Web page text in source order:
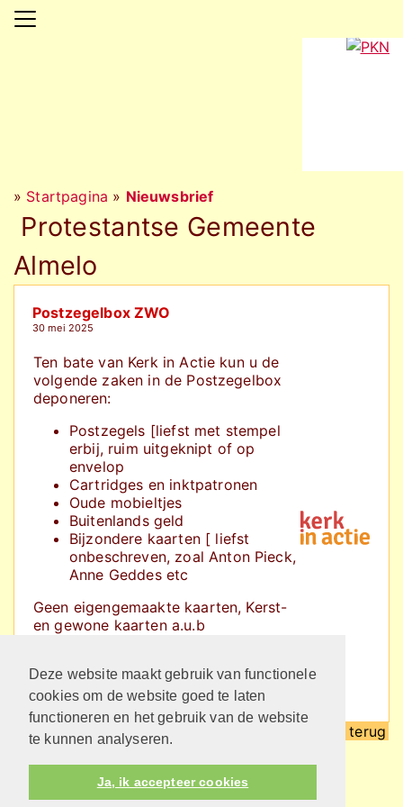
Deze website maakt gebruik van functionele
cookies om de website goed te laten
functioneren en het gebruik van de website
te kunnen analyseren.
Ja, ik accepteer cookies
» Startpagina » Nieuwsbrief
Protestantse Gemeente
Almelo
Postzegelbox ZWO
30 mei 2025
Ten bate van Kerk in Actie kun u de
volgende zaken in de Postzegelbox
deponeren:
Postzegels [liefst met stempel
erbij, ruim uitgeknipt of op
envelop
Cartridges en inktpatronen
Oude mobieltjes
Buitenlands geld
Bijzondere kaarten [ liefst
onbeschreven, zoal Anton Pieck,
Anne Geddes etc
Geen eigengemaakte kaarten, Kerst-
en gewone kaarten a.u.b
Hazenberg
terug